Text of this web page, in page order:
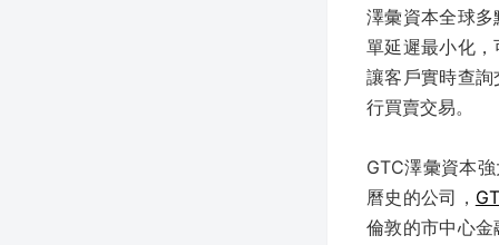
澤彙資本全球
單延遲最小化
讓客戶實時查
行買賣交易。
GTC澤彙資本
曆史的公司，
倫敦的市中心